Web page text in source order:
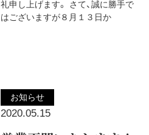
礼申し上げます。 さて、誠に勝手で
はございますが８月１３日か
お知らせ
2020.05.15